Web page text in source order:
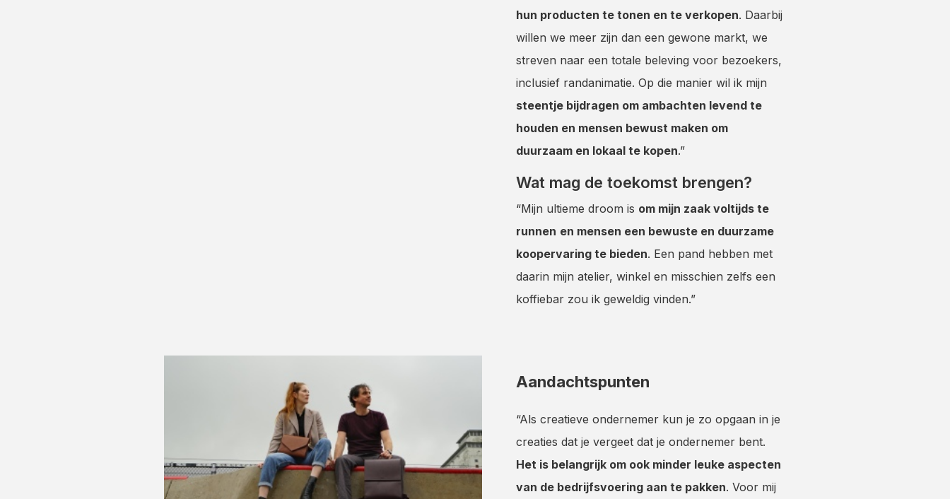
hun producten te tonen en te verkopen. Daarbij
willen we meer zijn dan een gewone markt, we
streven naar een totale beleving voor bezoekers,
inclusief randanimatie. Op die manier wil ik mijn
steentje bijdragen om ambachten levend te
houden en mensen bewust maken om
duurzaam en lokaal te kopen.”
Wat mag de toekomst brengen?
“Mijn ultieme droom is om mijn zaak voltijds te
runnen en mensen een bewuste en duurzame
koopervaring te bieden. Een pand hebben met
daarin mijn atelier, winkel en misschien zelfs een
koffiebar zou ik geweldig vinden.”
Aandachtspunten
“Als creatieve ondernemer kun je zo opgaan in je
creaties dat je vergeet dat je ondernemer bent.
Het is belangrijk om ook minder leuke aspecten
van de bedrijfsvoering aan te pakken. Voor mij